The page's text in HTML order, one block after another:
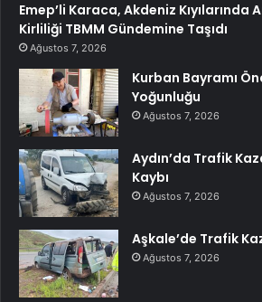
Emep’li Karaca, Akdeniz
Kirliliği TBMM Gündemine Taşıdı
Ağustos 7, 2026
Kurban Bayramı
Yoğunluğu
Ağustos 7, 2026
Aydın’da Trafik
Kaybı
Ağustos 7, 2026
Aşkale’de Trafik
Ağustos 7, 2026